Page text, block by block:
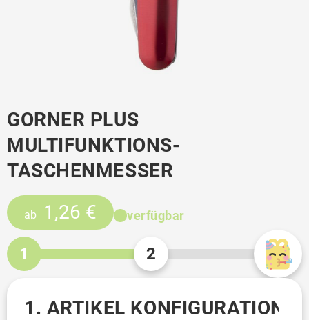
GORNER PLUS
MULTIFUNKTIONS-
TASCHENMESSER
ab 1,26 € verfügbar
1 2
1. ARTIKEL KONFIGURATION